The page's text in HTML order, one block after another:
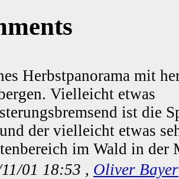
Herbstpanorama mit
Vielleicht etwas
ist die
der vielleicht etwas
im Wald in der
01 18:53 , Oliver Bayer